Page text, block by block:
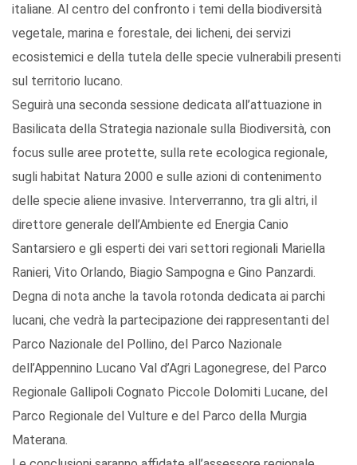
italiane. Al centro del confronto i temi della biodiversità
vegetale, marina e forestale, dei licheni, dei servizi
ecosistemici e della tutela delle specie vulnerabili presenti
sul territorio lucano.
Seguirà una seconda sessione dedicata all’attuazione in
Basilicata della Strategia nazionale sulla Biodiversità, con
focus sulle aree protette, sulla rete ecologica regionale,
sugli habitat Natura 2000 e sulle azioni di contenimento
delle specie aliene invasive. Interverranno, tra gli altri, il
direttore generale dell’Ambiente ed Energia Canio
Santarsiero e gli esperti dei vari settori regionali Mariella
Ranieri, Vito Orlando, Biagio Sampogna e Gino Panzardi.
Degna di nota anche la tavola rotonda dedicata ai parchi
lucani, che vedrà la partecipazione dei rappresentanti del
Parco Nazionale del Pollino, del Parco Nazionale
dell’Appennino Lucano Val d’Agri Lagonegrese, del Parco
Regionale Gallipoli Cognato Piccole Dolomiti Lucane, del
Parco Regionale del Vulture e del Parco della Murgia
Materana.